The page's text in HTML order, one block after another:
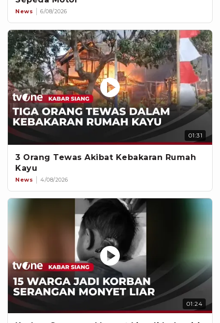
News 6/08/2026
01:31
3 Orang Tewas Akibat Kebakaran Rumah
Kayu
News 4/08/2026
01:24